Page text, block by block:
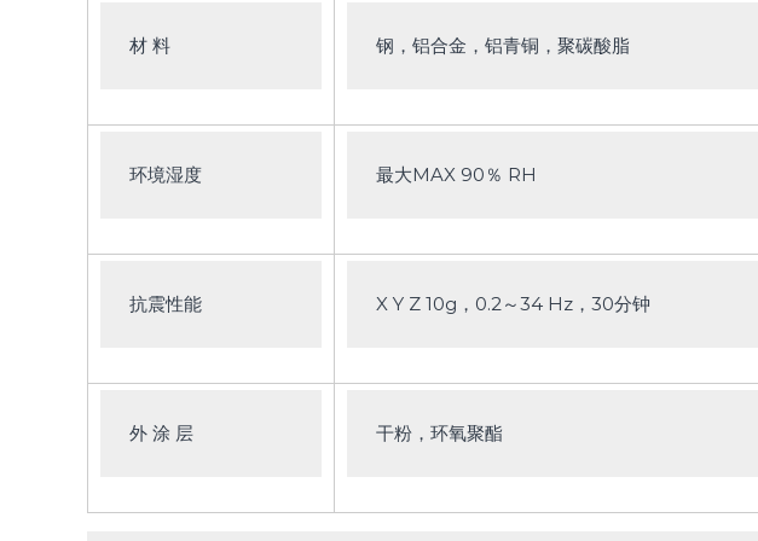
材 料 钢，铝合金，铝青铜，聚碳酸脂
环境湿度 最大MAX 90％ RH
抗震性能 X Y Z 10g，0.2～34 Hz，30分钟
外 涂 层 干粉，环氧聚酯